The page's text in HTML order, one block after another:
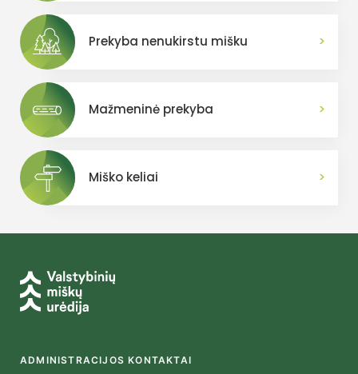
Prekyba nenukirstu mišku >
Mažmeninė prekyba >
Miško keliai >
ADMINISTRACIJOS KONTAKTAI